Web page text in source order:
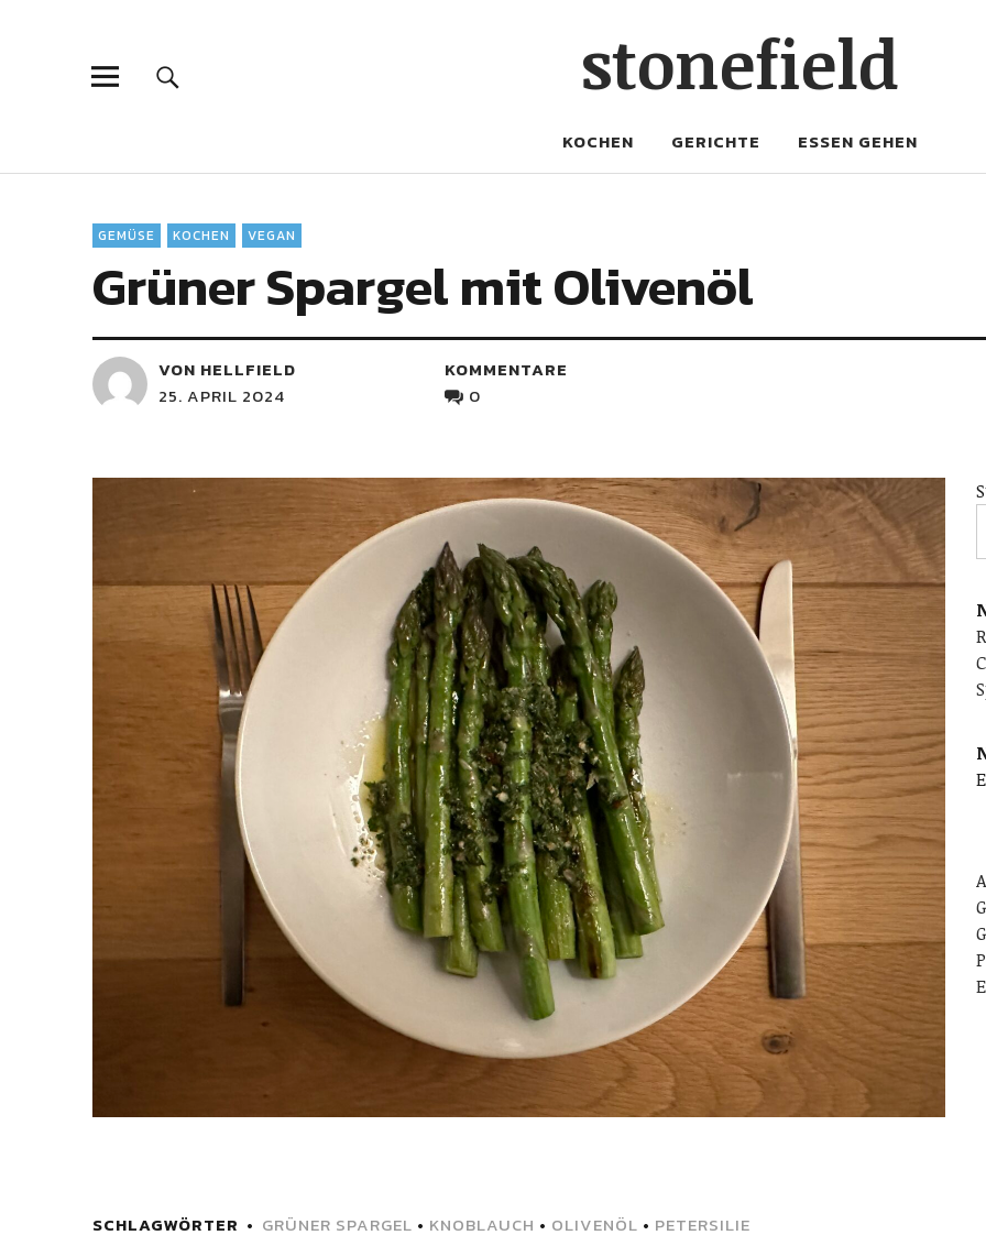
stonefield
KOCHEN GERICHTE ESSEN GEHEN
GEMÜSE KOCHEN VEGAN
Grüner Spargel mit Olivenöl
VON HELLFIELD
25. APRIL 2024
KOMMENTARE
0
SCHLAGWÖRTER GRÜNER SPARGEL • KNOBLAUCH • OLIVENÖL • PETERSILIE